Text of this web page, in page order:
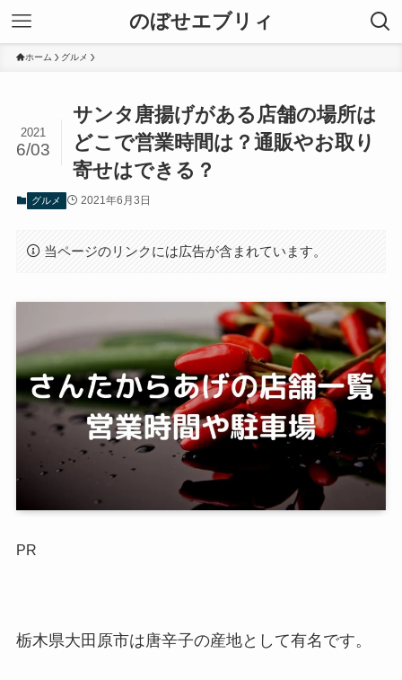
のぼせエブリィ
ホーム グルメ
サンタ唐揚げがある店舗の場所は
どこで営業時間は？通販やお取り
寄せはできる？
2021
6/03
グルメ 2021年6月3日
当ページのリンクには広告が含まれています。
PR
栃木県大田原市は唐辛子の産地として有名です。